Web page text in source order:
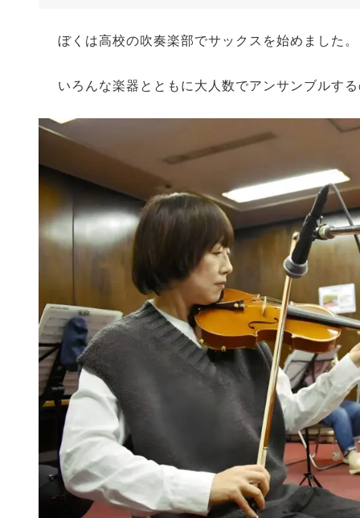
ぼくは高校の吹奏楽部でサックスを始めました。
いろんな楽器とともに大人数でアンサンブルす